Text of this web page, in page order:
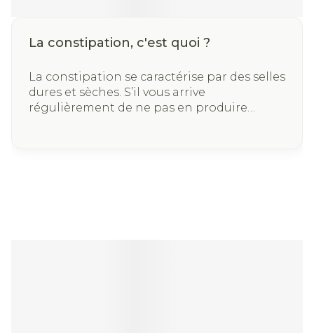
La constipation, c'est quoi ?
La constipation se caractérise par des selles
dures et sèches. S’il vous arrive
régulièrement de ne pas en produire